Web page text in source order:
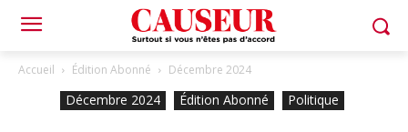
Accueil Édition Abonné Décembre 2024
Décembre 2024 Édition Abonné Politique